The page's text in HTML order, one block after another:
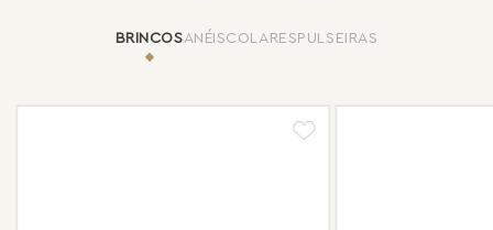
BRINCOSANÉISCOLARES PULSEIRAS